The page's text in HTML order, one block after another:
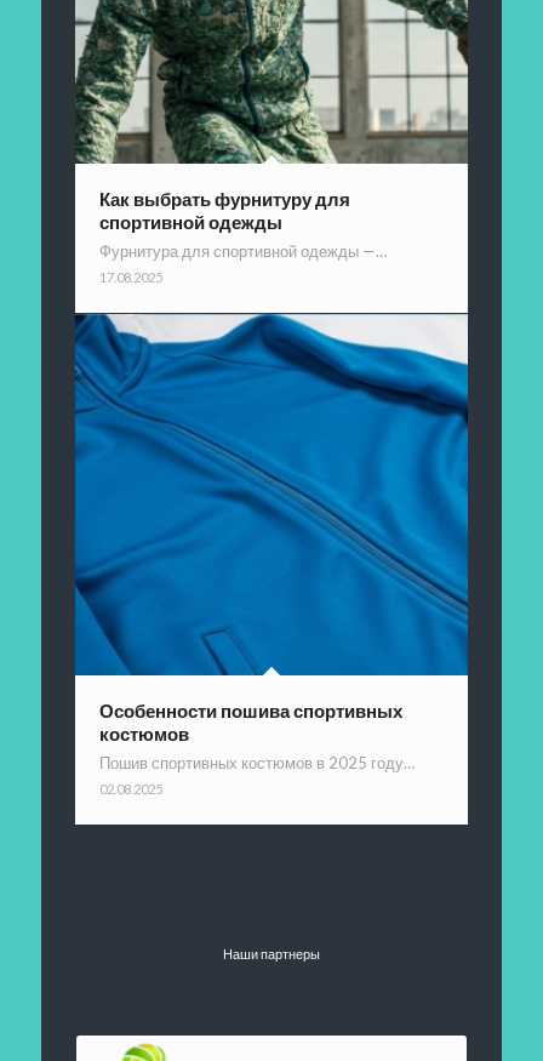
Как выбрать фурнитуру для
спортивной одежды
Фурнитура для спортивной одежды —…
17.08.2025
Особенности пошива спортивных
костюмов
Пошив спортивных костюмов в 2025 году…
02.08.2025
Наши партнеры